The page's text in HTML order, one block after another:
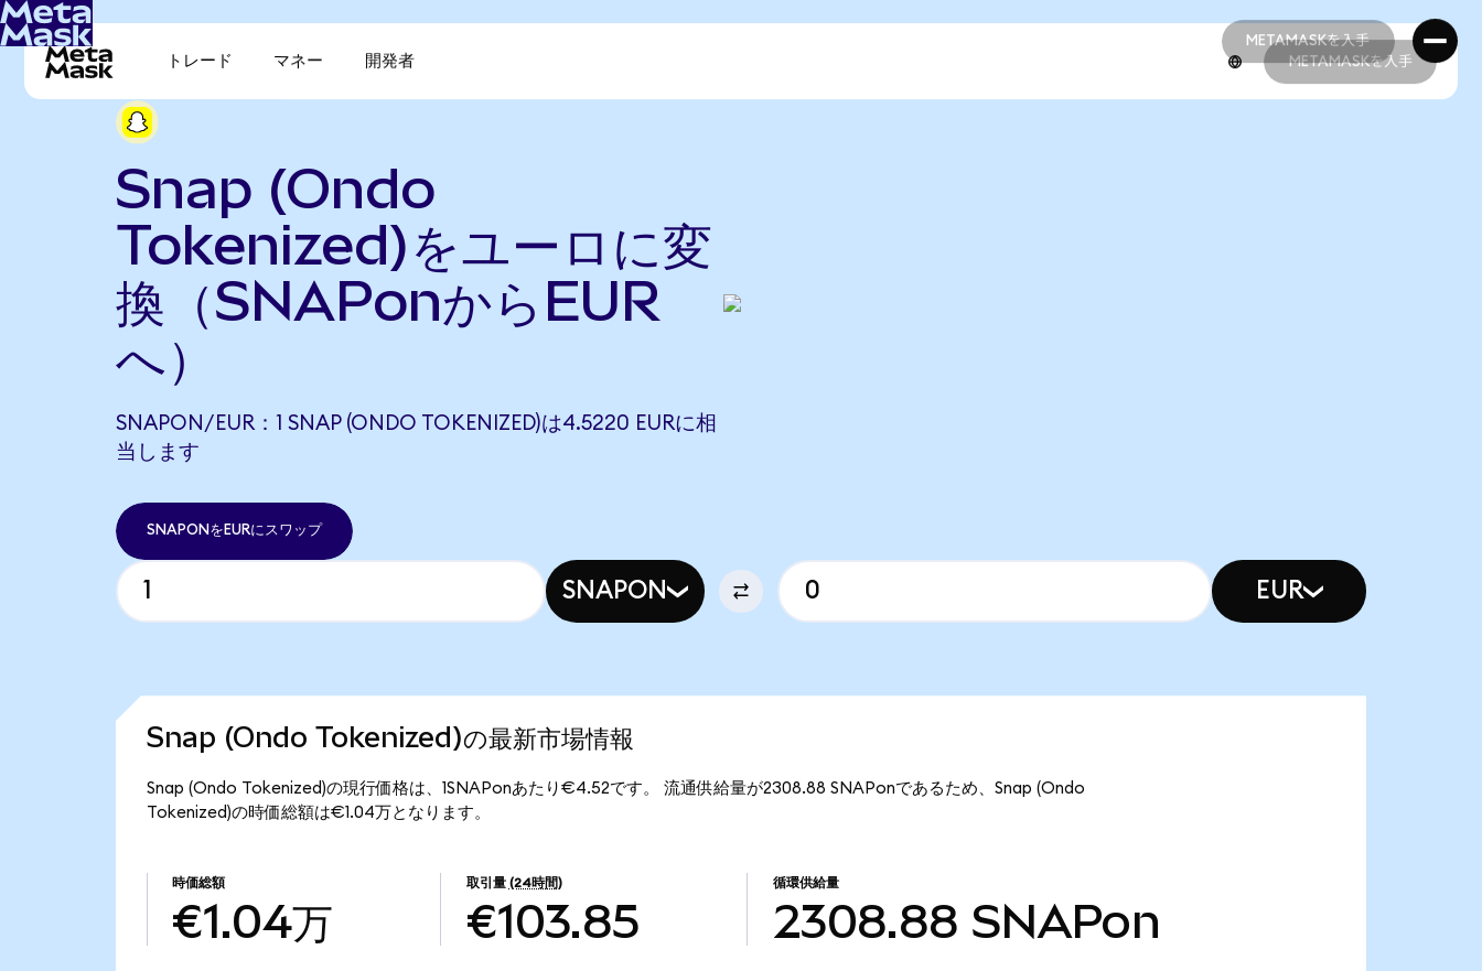
METAMASKを入手
METAMASKを入手
トレード マネー 開発者 METAMASKを入手
Snap (Ondo
Tokenized)をユーロに変
換（SNAPonからEUR
へ）
SNAPON/EUR：1 SNAP (ONDO TOKENIZED)は4.5220 EURに相
当します
SNAPONをEURにスワップ
SNAPON EUR
Snap (Ondo Tokenized)の最新市場情報
Snap (Ondo Tokenized)の現行価格は、1SNAPonあたり€4.52です。 流通供給量が2308.88 SNAPonであるため、Snap (Ondo
Tokenized)の時価総額は€1.04万となります。
時価総額
€1.04万
取引量 (24時間)
€103.85
循環供給量
2308.88 SNAPon